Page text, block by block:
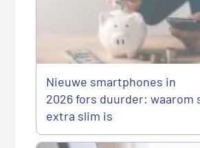
Nieuwe smartphones in
2026 fors duurder: waarom
extra slim is